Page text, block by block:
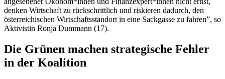
denken Wirtschaft zu rückschrittlich und riskieren dadurch, den
österreichischen Wirtschaftsstandort in eine Sackgasse zu fahren”, so
Aktivistin Ronja Dummann (17).
Die Grünen machen strategische Fehler
in der Koalition